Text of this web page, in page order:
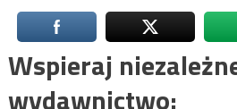
Wspieraj
wydawnictwo: